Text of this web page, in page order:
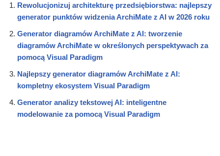
Rewolucjonizuj architekturę przedsiębiorstwa: najlepszy
generator punktów widzenia ArchiMate z AI w 2026 roku
Generator diagramów ArchiMate z AI: tworzenie
diagramów ArchiMate w określonych perspektywach za
pomocą Visual Paradigm
Najlepszy generator diagramów ArchiMate z AI:
kompletny ekosystem Visual Paradigm
Generator analizy tekstowej AI: inteligentne
modelowanie za pomocą Visual Paradigm